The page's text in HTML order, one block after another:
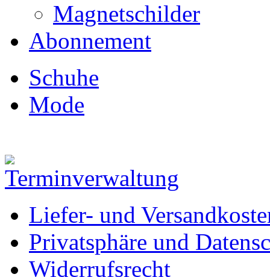
Magnetschilder
Abonnement
Schuhe
Mode
Liefer- und
Privatsphäre und
Widerrufsrecht